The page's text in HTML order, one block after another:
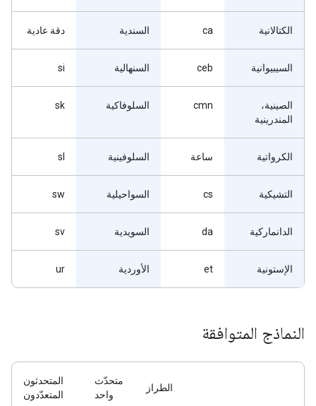
الكتالانية ca السندية دقة عادية
السيبيوانية ceb السنهالية si
الصينية،
المندرينية
cmn السلوفاكية sk
الكرواتية ساعة السلوفينية sl
التشيكية cs السواحيلية sw
الدانماركية da السويدية sv
الإستونية et الأوردية ur
النماذج المتوافقة
الطراز
متحدّث
واحد
المتحدثون
المتعدّدون